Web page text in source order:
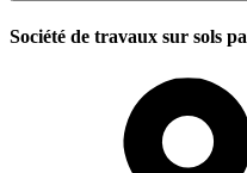
Société de travaux sur sols